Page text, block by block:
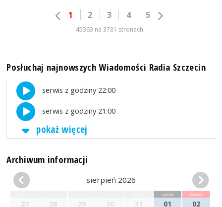
1 2 3 4 5
45363 na 3781 stronach
Posłuchaj najnowszych Wiadomości Radia Szczecin
serwis z godziny 22:00
serwis z godziny 21:00
pokaż więcej
Archiwum informacji
sierpień 2026
27 28 29 30 31
sobota
01
niedziela
02